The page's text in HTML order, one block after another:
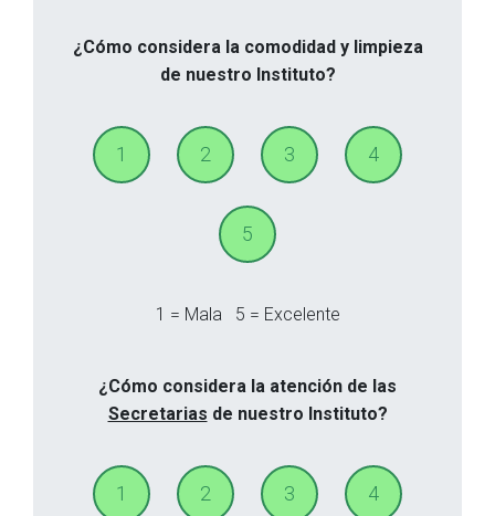
¿Cómo considera la comodidad y limpieza
de nuestro Instituto?
1 2 3 4
5
1 = Mala 5 = Excelente
¿Cómo considera la atención de las
Secretarias de nuestro Instituto?
1 2 3 4